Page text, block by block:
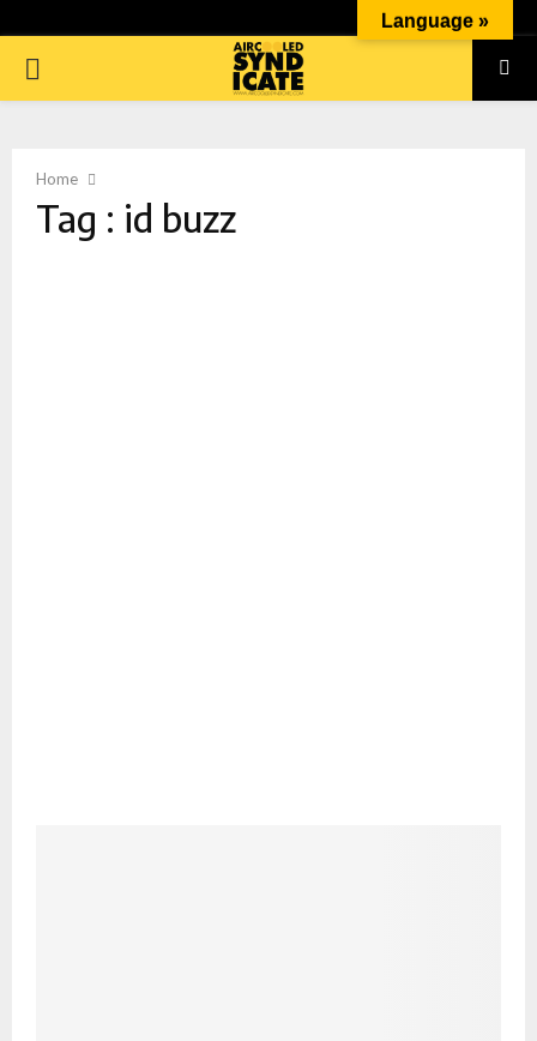
PRIMARY
Home
Tag : id buzz
Language »